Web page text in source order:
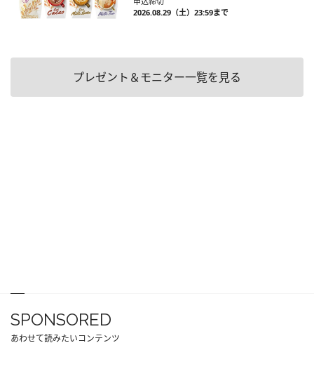
2026.08.29（土）23:59まで
プレゼント＆モニター一覧を見る
SPONSORED
あわせて読みたいコンテンツ